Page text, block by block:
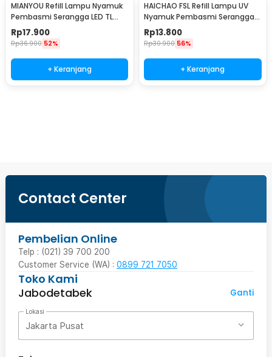
MIANYOU Refill Lampu Nyamuk
Pembasmi Serangga LED TL
Neon 10W - MY410
Rp17.900
Rp36.900 52%
+ Keranjang
HAICHAO FSL Refill Lampu UV
Nyamuk Pembasmi Serangga
TL Neon 15W - BLT8
Rp13.800
Rp30.900 56%
+ Keranjang
Contact Center
Pembelian Online
Telp : (021) 39 700 200
Customer Service (WA) : 0899 721 7050
Toko Kami
Jabodetabek
Ganti
Lokasi
Jakarta Pusat